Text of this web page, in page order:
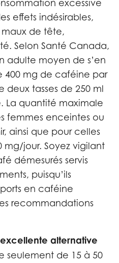
excessive
effets indésirables,
maux de tête,
Selon Santé Canada,
adulte moyen de s’en
400 mg de caféine par
deux tasses de 250 ml
La quantité maximale
femmes enceintes ou
ainsi que pour celles
mg/jour. Soyez vigilant
démesurés servis
puisqu’ils
en caféine
recommandations
alternative
seulement de 15 à 50